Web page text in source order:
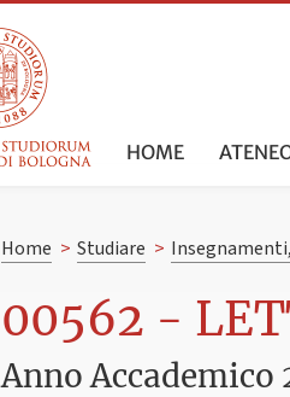
HOME
Home > Studiare >
00562 -
Anno Accademico